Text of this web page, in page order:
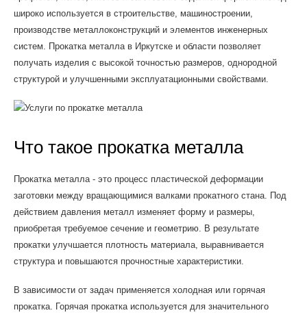
широко используется в строительстве, машиностроении,
производстве металлоконструкций и элементов инженерных
систем. Прокатка металла в Иркутске и области позволяет
получать изделия с высокой точностью размеров, однородной
структурой и улучшенными эксплуатационными свойствами.
Что такое прокатка металла
Прокатка металла - это процесс пластической деформации
заготовки между вращающимися валками прокатного стана. Под
действием давления металл изменяет форму и размеры,
приобретая требуемое сечение и геометрию. В результате
прокатки улучшается плотность материала, выравнивается
структура и повышаются прочностные характеристики.
В зависимости от задач применяется холодная или горячая
прокатка. Горячая прокатка используется для значительного